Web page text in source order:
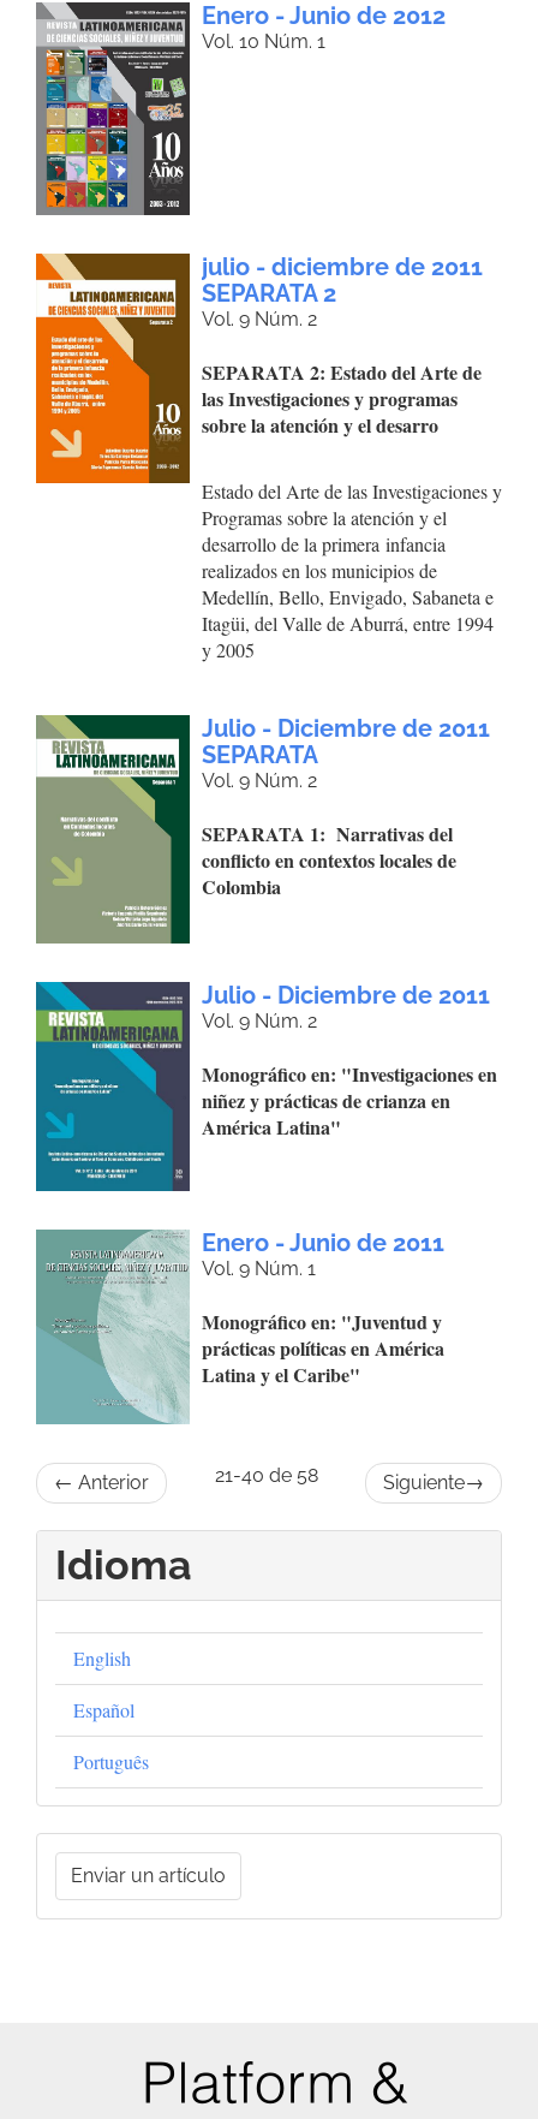
Enero - Junio de 2012
Vol. 10 Núm. 1
julio - diciembre de 2011
SEPARATA 2
Vol. 9 Núm. 2
SEPARATA 2: Estado del Arte de
las Investigaciones y programas
sobre la atención y el desarro
Estado del Arte de las Investigaciones y
Programas sobre la atención y el
desarrollo de la primera infancia
realizados en los municipios de
Medellín, Bello, Envigado, Sabaneta e
Itagüi, del Valle de Aburrá, entre 1994
y 2005
Julio - Diciembre de 2011
SEPARATA
Vol. 9 Núm. 2
SEPARATA 1: Narrativas del
conflicto en contextos locales de
Colombia
Julio - Diciembre de 2011
Vol. 9 Núm. 2
Monográfico en: "Investigaciones en
niñez y prácticas de crianza en
América Latina"
Enero - Junio de 2011
Vol. 9 Núm. 1
Monográfico en: "Juventud y
prácticas políticas en América
Latina y el Caribe"
← Anterior 21-40 de 58 Siguiente→
Idioma
English
Español
Português
Enviar
unEnviar un artículo